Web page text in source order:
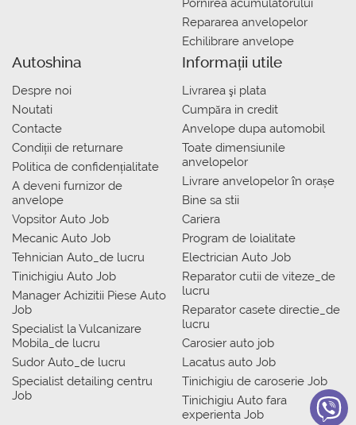
Pornirea acumulatorului
Repararea anvelopelor
Echilibrare anvelope
Autoshina
Despre noi
Noutati
Contacte
Condiții de returnare
Politica de confidențialitate
A deveni furnizor de
anvelope
Vopsitor Auto Job
Mecanic Auto Job
Tehnician Auto_de lucru
Tinichigiu Auto Job
Manager Achizitii Piese Auto
Job
Specialist la Vulcanizare
Mobila_de lucru
Sudor Auto_de lucru
Specialist detailing centru
Job
Informații utile
Livrarea şi plata
Сumpăra in credit
Anvelope dupa automobil
Toate dimensiunile
anvelopelor
Livrare anvelopelor în orașe
Bine sa stii
Cariera
Program de loialitate
Electrician Auto Job
Reparator cutii de viteze_de
lucru
Reparator casete directie_de
lucru
Carosier auto job
Lacatus auto Job
Tinichigiu de caroserie Job
Tinichigiu Auto fara
experienta Job